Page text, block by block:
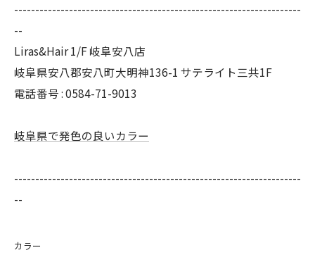
--------------------------------------------------------------------
--
Liras&Hair 1/F 岐阜安八店
岐阜県安八郡安八町大明神136-1 サテライト三共1F
電話番号 : 0584-71-9013
岐阜県で発色の良いカラー
--------------------------------------------------------------------
--
カラー